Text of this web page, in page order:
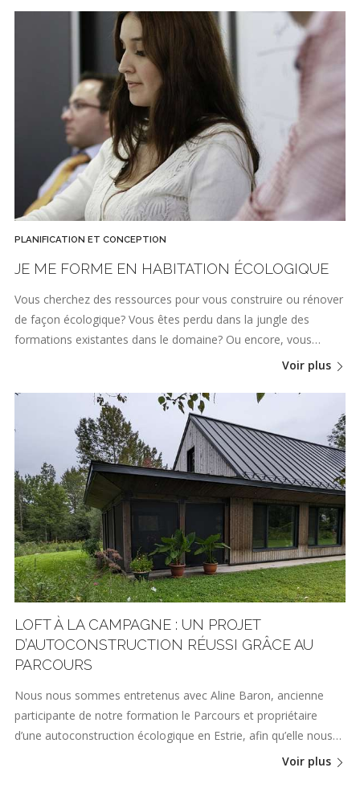
PLANIFICATION ET CONCEPTION
JE ME FORME EN HABITATION ÉCOLOGIQUE
Vous cherchez des ressources pour vous construire ou rénover
de façon écologique? Vous êtes perdu dans la jungle des
formations existantes dans le domaine? Ou encore, vous…
Voir plus
LOFT À LA CAMPAGNE : UN PROJET
D’AUTOCONSTRUCTION RÉUSSI GRÂCE AU
PARCOURS
Nous nous sommes entretenus avec Aline Baron, ancienne
participante de notre formation le Parcours et propriétaire
d’une autoconstruction écologique en Estrie, afin qu’elle nous…
Voir plus